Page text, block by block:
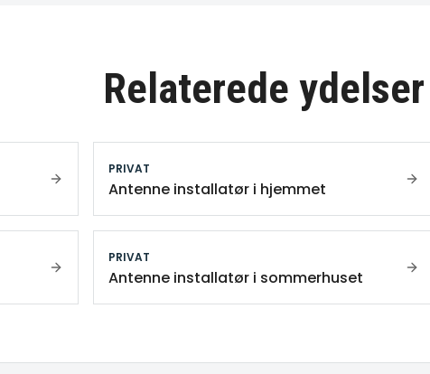
Relaterede ydelser
PRIVAT
Antenne installatør i hjemmet
PRIVAT
Antenne installatør i sommerhuset